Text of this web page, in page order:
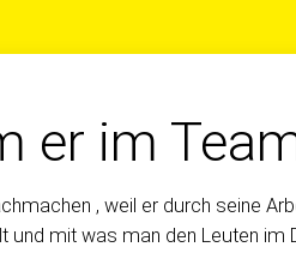
er im
, weil er durch seine
und mit was man den Leuten im